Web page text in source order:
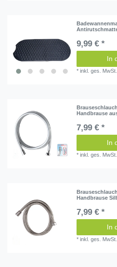
9,99 € *
In
*inkl. ges. MwSt.
Handbrause
7,99 € *
In
*inkl. ges. MwSt.
Handbrause
7,99 € *
In
*inkl. ges. MwSt.